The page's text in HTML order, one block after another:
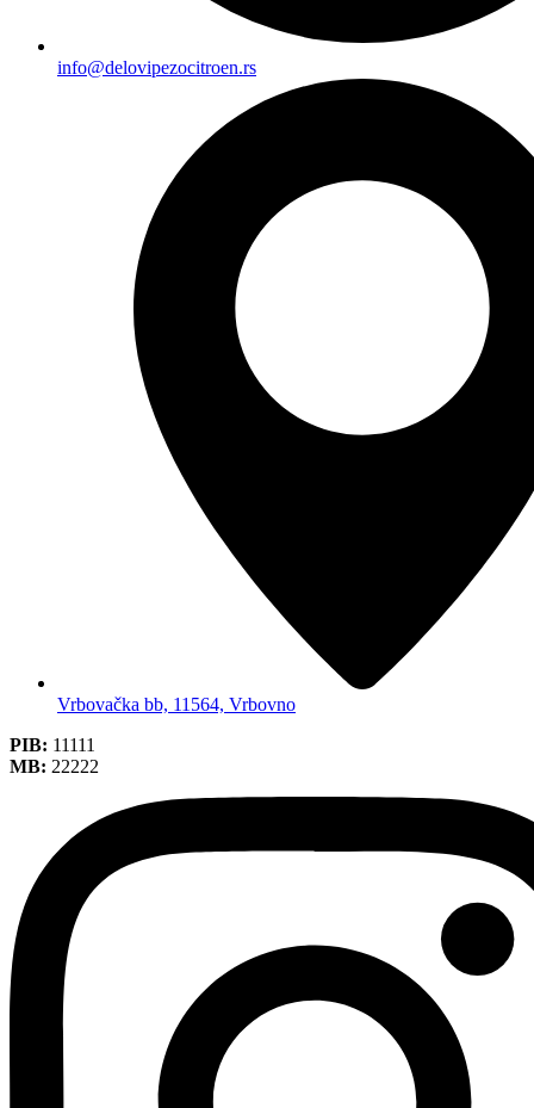
info@delovipezocitroen.rs
Vrbovačka bb, 11564, Vrbovno
PIB: 11111
MB: 22222